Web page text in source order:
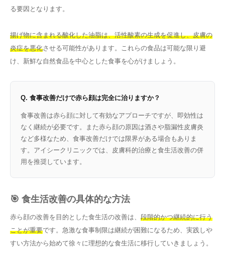
る要因となります。
揚げ物に含まれる酸化した油脂は、活性酸素の生成を促進し、皮膚の
炎症を悪化させる可能性があります。これらの食品は可能な限り避
け、新鮮な自然食品を中心とした食事を心がけましょう。
Q. 食事改善だけで赤ら顔は完全に治りますか？
食事改善は赤ら顔に対して有効なアプローチですが、即効性は
なく継続が必要です。また赤ら顔の原因は酒さや脂漏性皮膚炎
など多様なため、食事改善だけでは限界がある場合もありま
す。アイシークリニックでは、皮膚科的治療と食生活改善の併
用を推奨しています。
🎯 食生活改善の具体的な方法
赤ら顔の改善を目的とした食生活の改善は、 段階的かつ継続的に行う
ことが重要です。急激な食事制限は継続が困難になるため、実践しや
すい方法から始めて徐々に理想的な食生活に移行していきましょう。